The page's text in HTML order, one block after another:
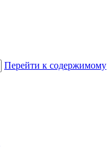
Перейти к содержимому